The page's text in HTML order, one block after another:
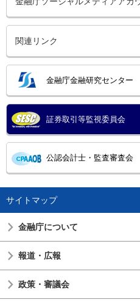
関連リンク
金融庁金融研究センター
証券取引等監視委員会
公認会計士・監査審査会
サイトマップ
金融庁について
報道・広報
政策・審議会